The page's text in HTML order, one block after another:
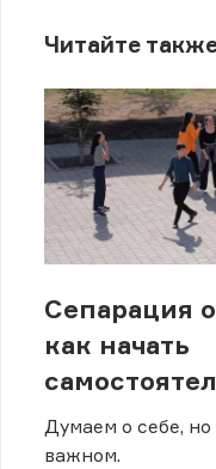
Читайте
Сепарация
как начать
и не
семьей
Думаем о себе,
важном.